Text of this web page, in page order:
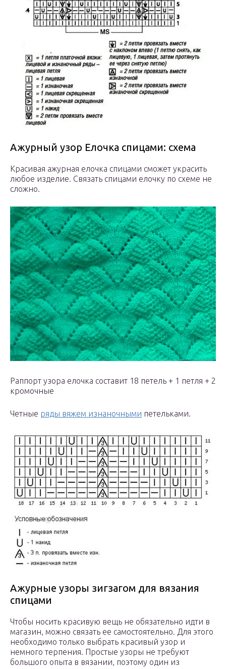
Ажурный узор Елочка спицами: схема
Красивая ажурная елочка спицами сможет украсить
любое изделие. Связать спицами елочку по схеме не
сложно.
Раппорт узора елочка составит 18 петель + 1 петля + 2
кромочные
Четные ряды вяжем изнаночными петельками.
Ажурные узоры зигзагом для вязания
спицами
Чтобы носить красивую вещь не обязательно идти в
магазин, можно связать ее самостоятельно. Для этого
необходимо только выбрать красивый узор и
немного терпения. Простые узоры не требуют
большого опыта в вязании, поэтому один из